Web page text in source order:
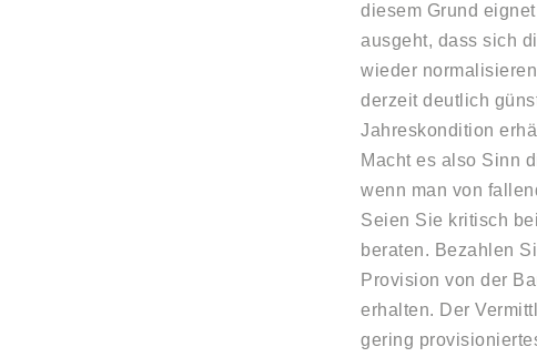
diesem Grund
ausgeht, dass sich
wieder
derzeit deutlich
Jahreskondition
Macht es also Sinn
wenn man von
Seien Sie kritisch
beraten. Bezahlen
Provision von der
erhalten. Der
gering